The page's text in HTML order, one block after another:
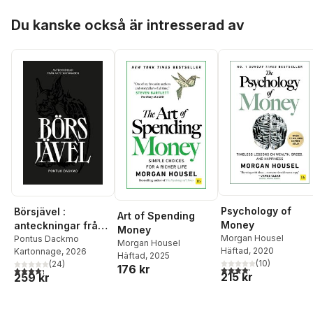
Du kanske också är intresserad av
Börsjävel :
anteckningar från
aktiemarknaden
Pontus Dackmo
Kartonnage, 2026
4,3utav 5 stjärnor. Totalt antal röster:
(24)
259 kr
Art of Spending
Money
Morgan Housel
Häftad, 2025
176 kr
Psychology of
Money
Morgan Housel
Häftad, 2020
4,2utav 5 stjärnor.
(10)
215 kr